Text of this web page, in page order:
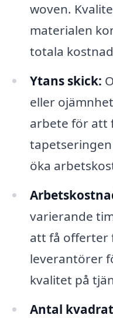
woven.
materialen
totala
Ytans skick:
eller
arbete för att
öka
varierande
att få offerter
leverantörer
kvalitet på
Antal